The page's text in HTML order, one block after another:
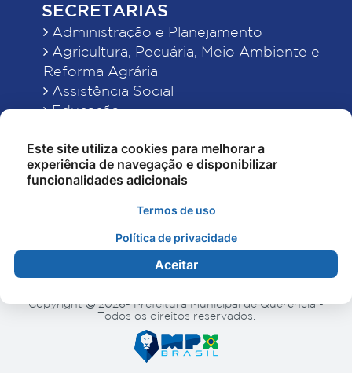
SECRETARIAS
Administração e Planejamento
Agricultura, Pecuária, Meio Ambiente e
Reforma Agrária
Assistência Social
Educação
Finanças
Indústria, Comércio, Turismo, Ciência e
Tecnologia
Obras Públicas, Estradas e Rodagens
Saúde
Copyright
2026- Prefeitura Municipal de Querência -
Todos os direitos reservados.
Este site utiliza cookies para melhorar a
experiência de navegação e disponibilizar
funcionalidades adicionais
Termos de uso
Política de privacidade
Aceitar